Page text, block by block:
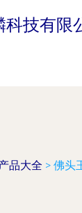
技有限
品大全 > 佛头